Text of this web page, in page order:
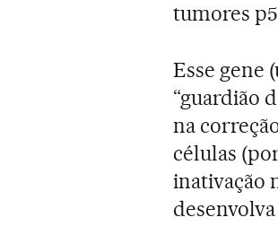
tumores
Esse gene
“guardião
na
células
inativação